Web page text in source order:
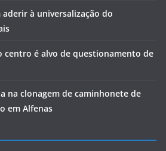
à universalização do
centro é alvo de questionamento de
na clonagem de caminhonete de
em Alfenas